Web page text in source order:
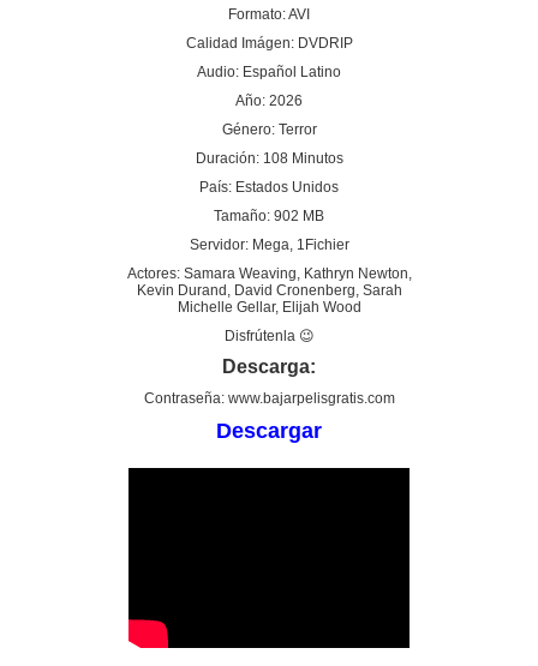
Formato: AVI
Calidad Imágen: DVDRIP
Audio: Español Latino
Año: 2026
Género: Terror
Duración: 108 Minutos
País: Estados Unidos
Tamaño: 902 MB
Servidor: Mega, 1Fichier
Actores: Samara Weaving, Kathryn Newton,
Kevin Durand, David Cronenberg, Sarah
Michelle Gellar, Elijah Wood
Disfrútenla 😉
Descarga:
Contraseña: www.bajarpelisgratis.com
Descargar